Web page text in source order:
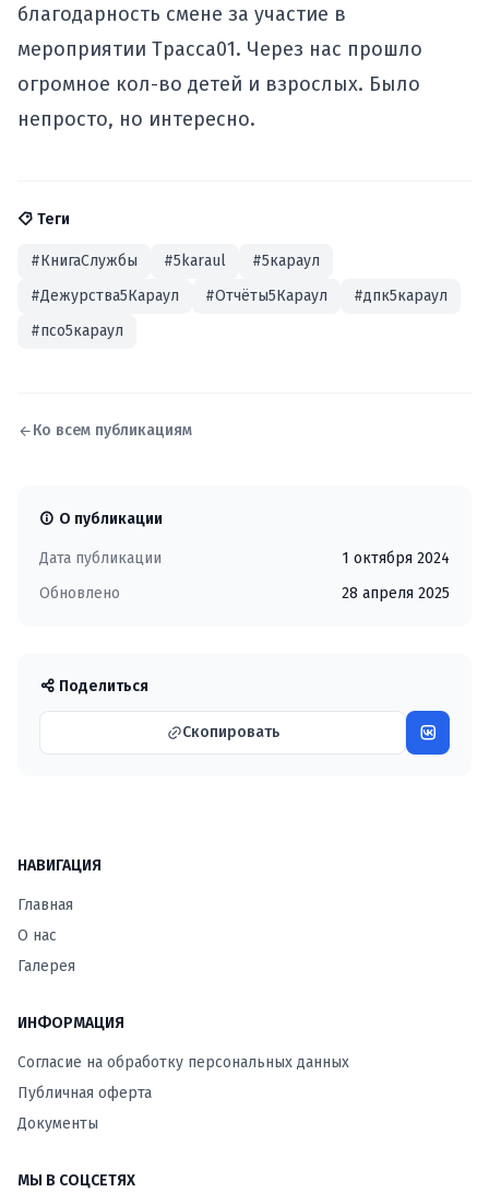
благодарность смене за участие в
мероприятии Трасса01. Через нас прошло
огромное кол-во детей и взрослых. Было
непросто, но интересно.
Теги
#КнигаСлужбы #5karaul
#5караул
#Дежурства5Караул
#Отчёты5Караул
#дпк5караул
#псо5караул
Ко всем публикациям
О публикации
Дата публикации
1 октября 2024
Обновлено
28 апреля 2025
Поделиться
Скопировать
НАВИГАЦИЯ
Главная
О нас
Галерея
ИНФОРМАЦИЯ
Согласие на обработку персональных данных
Публичная оферта
Документы
МЫ В СОЦСЕТЯХ